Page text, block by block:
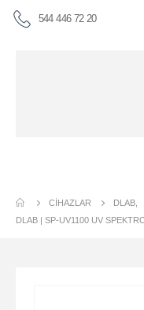
544 446 72 20
CIHAZLAR DLAB
DLAB | SP-UV1100 UV